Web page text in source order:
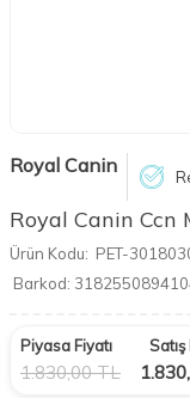
Royal Canin
Royal Canin
Ürün Kodu: PET-
Barkod:
Piyasa Fiyatı
1.830,00TL
Satış